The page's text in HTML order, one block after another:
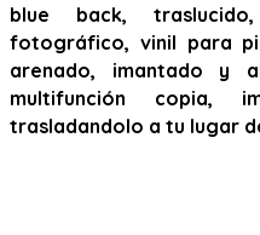
blue back,
fotográfico, vinil para
arenado, imantado y
multifunción copia,
trasladandolo a tu lugar